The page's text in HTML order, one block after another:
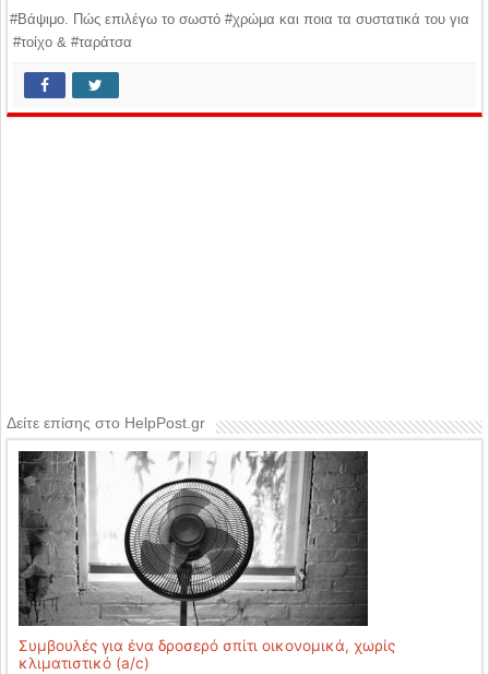
#Βάψιμο. Πώς επιλέγω το σωστό #χρώμα και ποια τα συστατικά του για
#τοίχο & #ταράτσα
Δείτε επίσης στο HelpPost.gr
Συμβουλές για ένα δροσερό σπίτι οικονομικά, χωρίς
κλιματιστικό (a/c)